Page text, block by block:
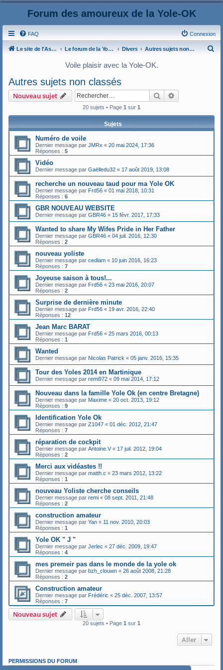
Forum des amoureux de la Yole-OK
FAQ Connexion
Le site de l'AspryOK Le forum de la Yole-OK Divers Autres sujets non classés
Voile plaisir avec la Yole-OK.
Autres sujets non classés
Nouveau sujet Rechercher
20 sujets • Page 1 sur 1
Sujets
Numéro de voile
Dernier message par JMRx « 20 mai 2024, 17:36
Réponses : 5
Vidéo
Dernier message par Gaëlledu32 « 17 août 2019, 13:08
recherche un nouveau taud pour ma Yole OK
Dernier message par Frd56 « 01 mai 2018, 10:31
Réponses : 6
GBR NOUVEAU WEBSITE
Dernier message par GBR46 « 15 févr. 2017, 17:33
Wanted to share My Wifes Pride in Her Father
Dernier message par GBR46 « 04 juil. 2016, 12:30
Réponses : 2
nouveau yoliste
Dernier message par cedlam « 10 juin 2016, 16:23
Réponses : 7
Joyeuse saison à tous!...
Dernier message par Frd56 « 23 mai 2016, 20:07
Réponses : 2
Surprise de dernière minute
Dernier message par Frd56 « 19 avr. 2016, 22:40
Réponses : 12
Jean Marc BARAT
Dernier message par Frd56 « 25 mars 2016, 00:13
Réponses : 1
Wanted
Dernier message par Nicolas Patrick « 05 janv. 2016, 15:35
Tour des Yoles 2014 en Martinique
Dernier message par remi972 « 09 mai 2014, 17:12
Nouveau dans la famille Yole Ok (en centre Bretagne)
Dernier message par Maxime « 20 oct. 2013, 19:12
Réponses : 9
Identification Yole Ok
Dernier message par Z1047 « 01 déc. 2012, 21:47
Réponses : 7
réparation de cockpit
Dernier message par Antoine.V« 17 juil. 2012, 19:04
Réponses : 2
Merci aux vidéastes !!
Dernier message par matth.c « 23 mars 2012, 13:22
Réponses : 1
nouveau Yoliste cherche conseils
Dernier message par remi « 08 sept. 2011, 21:48
Réponses : 2
construction amateur
Dernier message par Yan « 11 nov. 2010, 20:03
Réponses : 1
Yole OK " J "
Dernier message par Jerlec « 27 déc. 2009, 19:47
Réponses : 4
mes premeir pas dans le monde de la yole ok
Dernier message par bzh_clouwn « 26 août 2008, 21:28
Réponses : 2
Construction amateur
Dernier message par Frédéric « 25 déc. 2007, 13:57
Réponses : 7
Nouveau sujet
20 sujets • Page 1 sur 1
Aller
PERMISSIONS DU FORUM